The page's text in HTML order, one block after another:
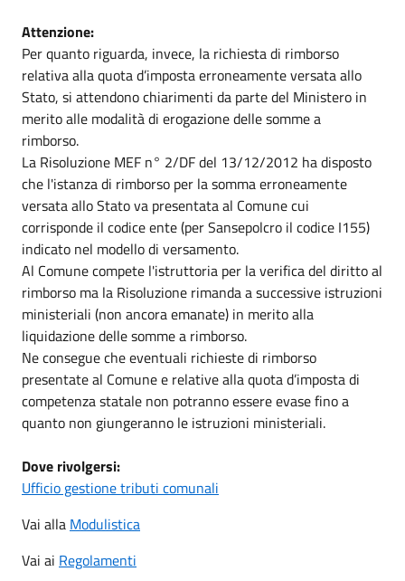
Attenzione:
Per quanto riguarda, invece, la richiesta di rimborso
relativa alla quota d’imposta erroneamente versata allo
Stato, si attendono chiarimenti da parte del Ministero in
merito alle modalità di erogazione delle somme a
rimborso.
La Risoluzione MEF n° 2/DF del 13/12/2012 ha disposto
che l'istanza di rimborso per la somma erroneamente
versata allo Stato va presentata al Comune cui
corrisponde il codice ente (per Sansepolcro il codice I155)
indicato nel modello di versamento.
Al Comune compete l'istruttoria per la verifica del diritto al
rimborso ma la Risoluzione rimanda a successive istruzioni
ministeriali (non ancora emanate) in merito alla
liquidazione delle somme a rimborso.
Ne consegue che eventuali richieste di rimborso
presentate al Comune e relative alla quota d’imposta di
competenza statale non potranno essere evase fino a
quanto non giungeranno le istruzioni ministeriali.
Dove rivolgersi:
Ufficio gestione tributi comunali
Vai alla Modulistica
Vai ai Regolamenti